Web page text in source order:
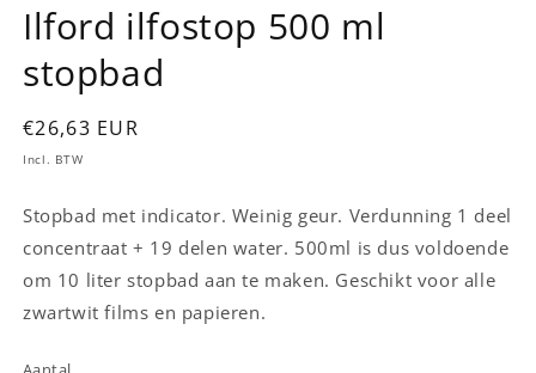
openen
in
modaal
Ilford ilfostop 500 ml
stopbad
Normale
prijs
€26,63 EUR
Incl. BTW
Stopbad met indicator. Weinig geur. Verdunning 1 deel
concentraat + 19 delen water. 500ml is dus voldoende
om 10 liter stopbad aan te maken. Geschikt voor alle
zwartwit films en papieren.